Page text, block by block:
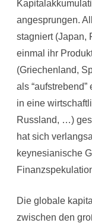
angesprungen.
stagniert (Japan,
einmal ihr
(Griechenland,
als
in eine
Russland, …)
hat sich
keynesianische
Die globale
zwischen den